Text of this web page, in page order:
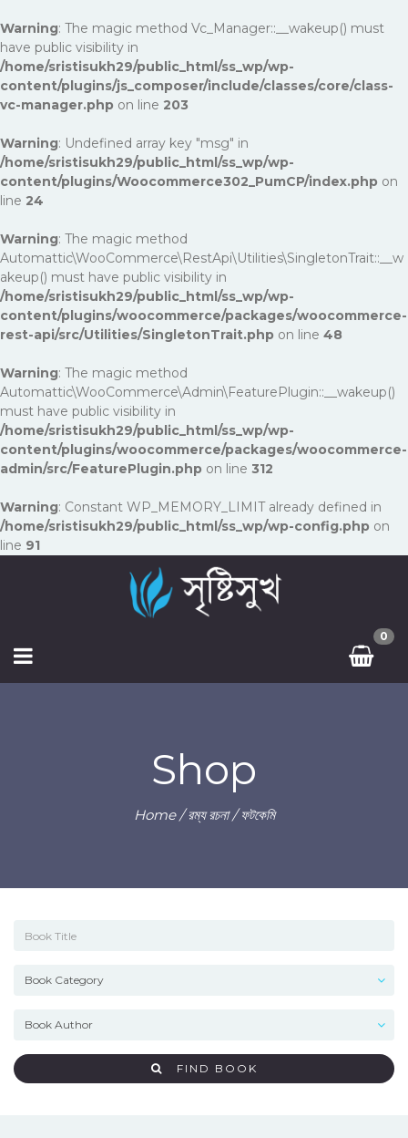
Warning: The magic method Vc_Manager::__wakeup() must
have public visibility in
/home/sristisukh29/public_html/ss_wp/wp-
content/plugins/js_composer/include/classes/core/class-
vc-manager.php on line 203
Warning: Undefined array key "msg" in
/home/sristisukh29/public_html/ss_wp/wp-
content/plugins/Woocommerce302_PumCP/index.php on
line 24
Warning: The magic method
Automattic\WooCommerce\RestApi\Utilities\SingletonTrait::__w
akeup() must have public visibility in
/home/sristisukh29/public_html/ss_wp/wp-
content/plugins/woocommerce/packages/woocommerce-
rest-api/src/Utilities/SingletonTrait.php on line 48
Warning: The magic method
Automattic\WooCommerce\Admin\FeaturePlugin::__wakeup()
must have public visibility in
/home/sristisukh29/public_html/ss_wp/wp-
content/plugins/woocommerce/packages/woocommerce-
admin/src/FeaturePlugin.php on line 312
Warning: Constant WP_MEMORY_LIMIT already defined in
/home/sristisukh29/public_html/ss_wp/wp-config.php on
line 91
0
Shop
Home/রম্য রচনা/ ফটকেমি
FIND BOOK